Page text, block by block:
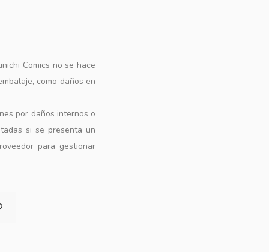
Comics no se hace
como daños en
por daños internos o
si se presenta un
para gestionar